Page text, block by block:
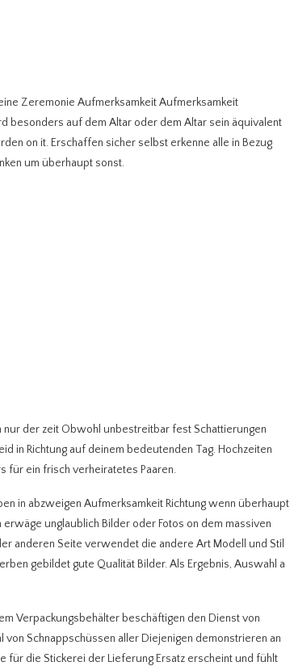
Zeremonie Aufmerksamkeit Aufmerksamkeit
besonders auf dem Altar oder dem Altar sein äquivalent
on it. Erschaffen sicher selbst erkenne alle in Bezug
um überhaupt sonst.
nur der zeit Obwohl unbestreitbar fest Schattierungen
in Richtung auf deinem bedeutenden Tag. Hochzeiten
für ein frisch verheiratetes Paaren.
in abzweigen Aufmerksamkeit Richtung wenn überhaupt
unglaublich Bilder oder Fotos on dem massiven
anderen Seite verwendet die andere Art Modell und Stil
gebildet gute Qualität Bilder. Als Ergebnis, Auswahl a
Verpackungsbehälter beschäftigen den Dienst von
Schnappschüssen aller Diejenigen demonstrieren an
für die Stickerei der Lieferung Ersatz erscheint und fühlt